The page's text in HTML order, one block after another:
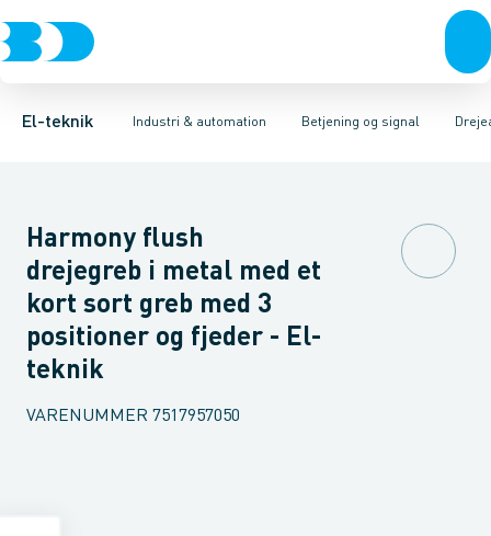
El-teknik Industri & automation
Afbrydere, stikkontakter & lampeudtagForgreningsmateriel
Betjening og signal
Industristiksystemer Frekvensomformere og softstartere
TrykknaphovedLystårn element, optiskTilslutningsmodul
Harmony flush
drejegreb i metal med et
kort sort greb med 3
positioner og fjeder - El-
teknik
VARENUMMER 7517957050